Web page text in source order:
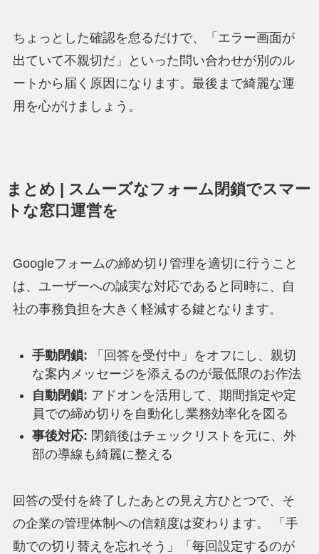
ちょっとした確認を怠るだけで、「エラー画面が
出ていて不親切だ」といった問い合わせが別のル
ートから届く原因になります。最後まで綺麗な運
用を心がけましょう。
まとめ | スムーズなフォーム閉鎖でスマー
トな窓口運営を
Googleフォームの締め切り管理を適切に行うこと
は、ユーザーへの誠実な対応であると同時に、自
社の事務負担を大きく軽減する鍵となります。
手動閉鎖: 「回答を受付中」をオフにし、親切
な案内メッセージを添えるのが最低限のお作法
自動閉鎖: アドオンを活用して、期間指定や定
員での締め切りを自動化し業務効率化を図る
事後対応: 閉鎖後はチェックリストを元に、外
部の導線も綺麗に整える
回答の受付を終了したあとの見え方ひとつで、そ
の企業の管理体制への信頼度は変わります。 「手
動での切り替えを忘れそう」「毎回設定するのが